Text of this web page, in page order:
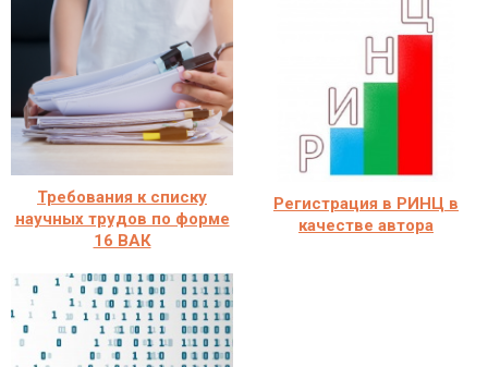
Требования к списку
научных трудов по форме
16 ВАК
Регистрация в РИНЦ в
качестве автора